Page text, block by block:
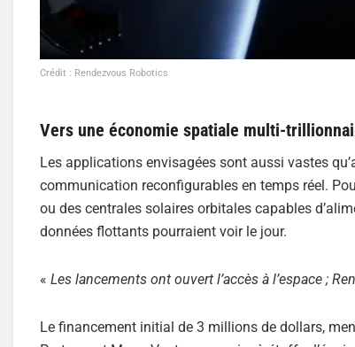
Crédit : Rendezvous Robotics
Vers une économie spatiale multi-
Les applications envisagées sont aussi vastes
communication reconfigurables en temps réel.
ou des centrales solaires orbitales capables
données flottants pourraient voir le jour.
« Les lancements ont ouvert l’accès à l’espace ;
Le financement initial de 3 millions de dollars,